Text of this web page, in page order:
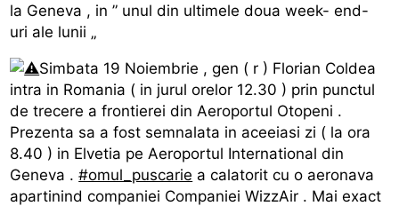
la Geneva , in ” unul din ultimele doua week- end-
uri ale lunii „
Simbata 19 Noiembrie , gen ( r ) Florian Coldea
intra in Romania ( in jurul orelor 12.30 ) prin punctul
de trecere a frontierei din Aeroportul Otopeni .
Prezenta sa a fost semnalata in aceeiasi zi ( la ora
8.40 ) in Elvetia pe Aeroportul International din
Geneva .#omul_puscarie a calatorit cu o aeronava
apartinind companiei Companiei WizzAir . Mai exact